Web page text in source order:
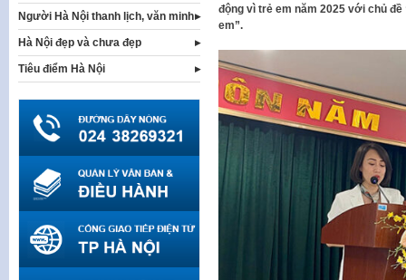
động vì trẻ em năm 2025 với chủ
em”.
Người Hà Nội thanh lịch, văn minh
Hà Nội đẹp và chưa đẹp
Tiêu điểm Hà Nội